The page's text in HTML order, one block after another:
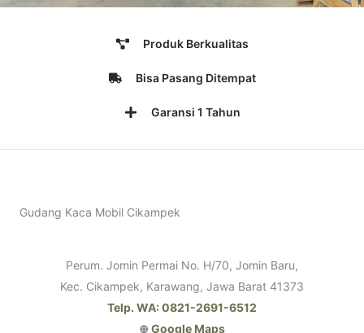
Produk Berkualitas
Bisa Pasang Ditempat
Garansi 1 Tahun
Gudang Kaca Mobil Cikampek
Perum. Jomin Permai No. H/70, Jomin Baru,
Kec. Cikampek, Karawang, Jawa Barat 41373
Telp. WA: 0821-2691-6512
⊕ Google Maps